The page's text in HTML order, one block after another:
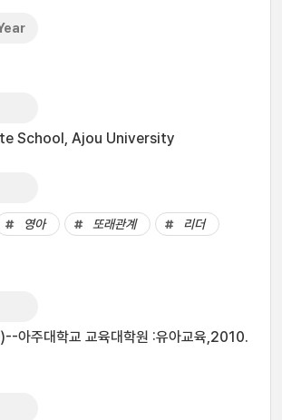
School, Ajou University
영아 또래관계
리더
아주대학교 교육대학원 :유아교육,2010.